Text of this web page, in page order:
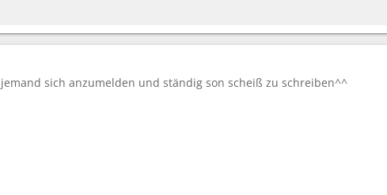
sich anzumelden und ständig son scheiß zu schreiben^^